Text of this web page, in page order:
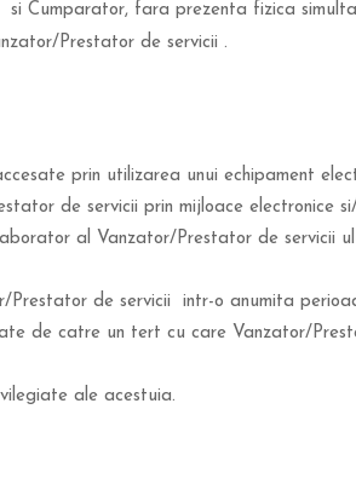
Cumparator, fara prezenta fizica
Prestator de servicii .
prin utilizarea unui echipament
de servicii prin mijloace electronice
al Vanzator/Prestator de servicii
de servicii intr-o anumita
de catre un tert cu care Vanzator/
ale acestuia.